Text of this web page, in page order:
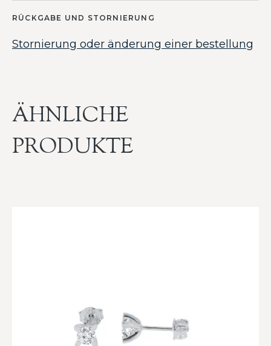
RÜCKGABE UND STORNIERUNG
Stornierung oder änderung einer bestellung
ÄHNLICHE
PRODUKTE